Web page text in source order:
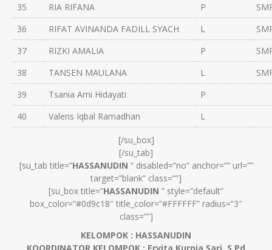
35
RIA RIFANA P
36
RIFAT AVINANDA FADILL SYACH L
37
RIZKI AMALIA P
38
TANSEN MAULANA L
39
Tsania Arni Hidayati
P
40
Valens Iqbal Ramadhan L
[/su_box]
[/su_tab]
[su_tab title=”HASSANUDIN ” disabled=”no” anchor=”” url=””
target=”blank” class=””]
[su_box title=”HASSANUDIN ” style=”default”
box_color=”#0d9c18″ title_color=”#FFFFFF” radius=”3″
class=””]
KELOMPOK : HASSANUDIN
KOORDINATOR KELOMPOK : Ervita Kurnia Sari, S.Pd